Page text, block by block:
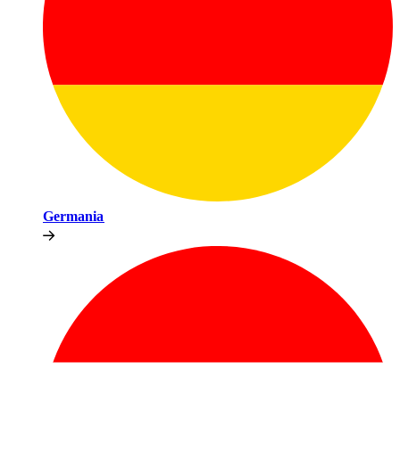
Germania​​